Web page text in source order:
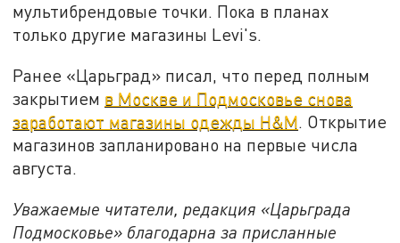
мультибрендовые точки. Пока в планах
только другие магазины Levi's.
Ранее «Царьград» писал, что перед полным
закрытием в Москве и Подмосковье снова
заработают магазины одежды H&M. Открытие
магазинов запланировано на первые числа
августа.
Уважаемые читатели, редакция «Царьграда
Подмосковье» благодарна за присланные